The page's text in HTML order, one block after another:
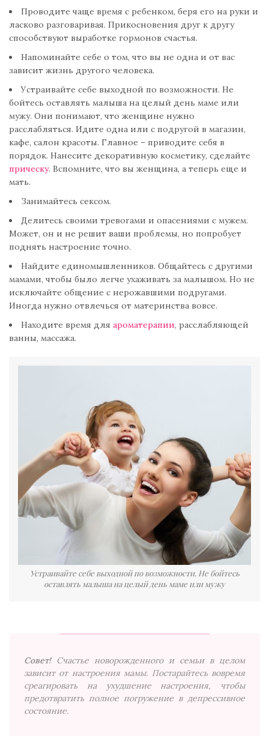
Проводите чаще время с ребенком, беря его на руки и
ласково разговаривая. Прикосновения друг к другу
способствуют выработке гормонов счастья.
Напоминайте себе о том, что вы не одна и от вас
зависит жизнь другого человека.
Устраивайте себе выходной по возможности. Не
бойтесь оставлять малыша на целый день маме или
мужу. Они понимают, что женщине нужно
расслабляться. Идите одна или с подругой в магазин,
кафе, салон красоты. Главное – приводите себя в
порядок. Нанесите декоративную косметику, сделайте
прическу. Вспомните, что вы женщина, а теперь еще и
мать.
Занимайтесь сексом.
Делитесь своими тревогами и опасениями с мужем.
Может, он и не решит ваши проблемы, но попробует
поднять настроение точно.
Найдите единомышленников. Общайтесь с другими
мамами, чтобы было легче ухаживать за малышом. Но не
исключайте общение с нерожавшими подругами.
Иногда нужно отвлечься от материнства вовсе.
Находите время для ароматерапии, расслабляющей
ванны, массажа.
Устраивайте себе выходной по возможности. Не бойтесь
оставлять малыша на целый день маме или мужу
Совет! Счастье новорожденного и семьи в целом
зависит от настроения мамы. Постарайтесь вовремя
среагировать на ухудшение настроения, чтобы
предотвратить полное погружение в депрессивное
состояние.